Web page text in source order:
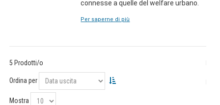
connesse a quelle del welfare urbano.
Per saperne di più
5 Prodotti/o
Ordina per
Mostra